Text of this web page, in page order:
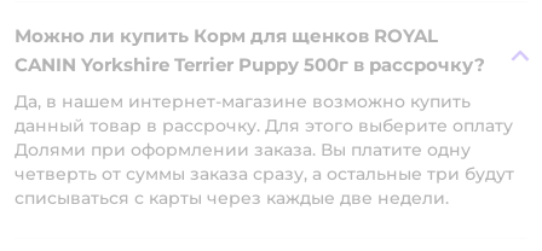
Можно ли купить Корм для щенков ROYAL
CANIN Yorkshire Terrier Puppy 500г в рассрочку?
Да, в нашем интернет-магазине возможно купить
данный товар в рассрочку. Для этого выберите оплату
Долями при оформлении заказа. Вы платите одну
четверть от суммы заказа сразу, а остальные три будут
списываться с карты через каждые две недели.